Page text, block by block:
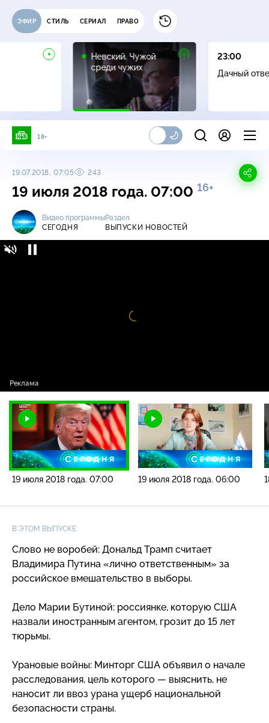
ЭФИР СТИЛЬ СЕРИАЛ ПРАВО
Невский. Чужой
среди чужих
16+
23:00
Дачный
18+
19.07.2018, 07:05 243
19 июля 2018 года. 07:00 16+
Видео программы
СЕГОДНЯ
Раздел
ВЫПУСКИ НОВОСТЕЙ
Видео
проигрыватель
19 июля 2018 года. 07:00 19 июля 2018 года. 06:00
В ЭТОМ ВЫПУСКЕ:
Слово не воробей: Дональд Трамп считает
Владимира Путина «лично ответственным» за
российское вмешательство в выборы.
Дело Марии Бутиной: россиянке, которую США
назвали иностранным агентом, грозит до 15 лет
тюрьмы.
Урановые войны: Минторг США объявил о начале
расследования, цель которого — выяснить, не
наносит ли ввоз урана ущерб национальной
безопасности страны.